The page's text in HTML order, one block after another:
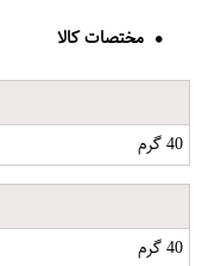
مختصات کالا
40 گرم
40 گرم